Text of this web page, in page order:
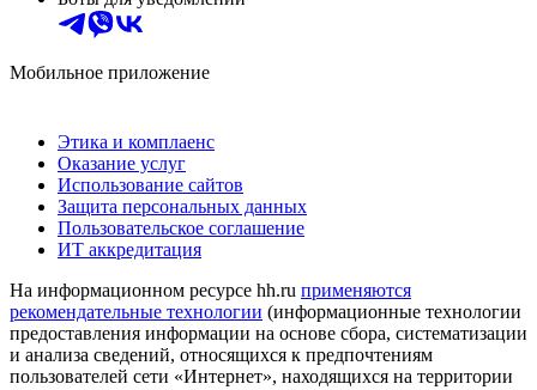
Мобильное приложение
Этика и комплаенс
Оказание услуг
Использование сайтов
Защита персональных данных
Пользовательское соглашение
ИТ аккредитация
На информационном ресурсе hh.ru применяются
рекомендательные технологии (информационные технологии
предоставления информации на основе сбора, систематизации
и анализа сведений, относящихся к предпочтениям
пользователей сети «Интернет», находящихся на территории